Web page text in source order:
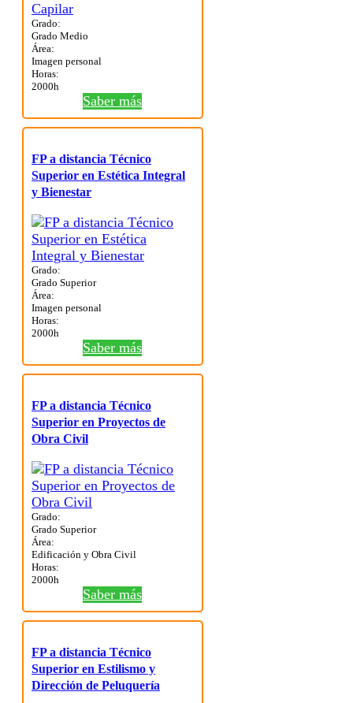
Grado:
Grado Medio
Área:
Imagen personal
Horas:
2000h
Saber más
FP a distancia Técnico
Superior en Estética Integral
y Bienestar
Grado:
Grado Superior
Área:
Imagen personal
Horas:
2000h
Saber más
FP a distancia Técnico
Superior en Proyectos de
Obra Civil
Grado:
Grado Superior
Área:
Edificación y Obra Civil
Horas:
2000h
Saber más
FP a distancia Técnico
Superior en Estilismo y
Dirección de Peluquería